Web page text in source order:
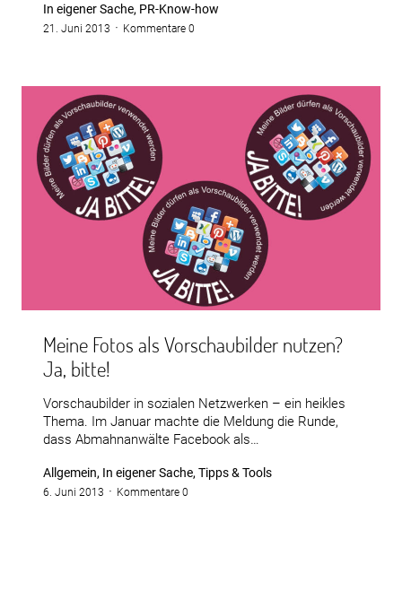
In eigener Sache, PR-Know-how
21. Juni 2013 Kommentare 0
Meine Fotos als Vorschaubilder nutzen?
Ja, bitte!
Vorschaubilder in sozialen Netzwerken – ein heikles
Thema. Im Januar machte die Meldung die Runde,
dass Abmahnanwälte Facebook als…
Allgemein, In eigener Sache, Tipps & Tools
6. Juni 2013 Kommentare 0